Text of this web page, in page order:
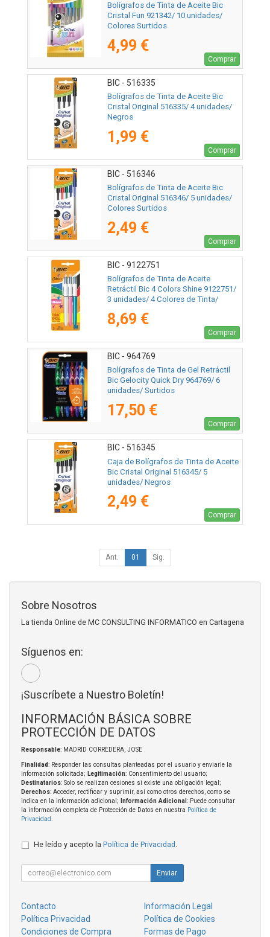
Bolígrafos de Tinta de Aceite Bic
Cristal Fun 921342/ 10 unidades/
Colores Surtidos
4,99 €
Comprar
BIC - 516335
Bolígrafos de Tinta de Aceite Bic
Cristal Original 516335/ 4 unidades/
Negros
1,99 €
Comprar
BIC - 516346
Bolígrafos de Tinta de Aceite Bic
Cristal Original 516346/ 5 unidades/
Colores Surtidos
2,49 €
Comprar
BIC - 9122751
Bolígrafos de Tinta de Aceite
Retráctil Bic 4 Colors Shine 9122751/
3 unidades/ 4 Colores de Tinta/
8,69 €
Comprar
BIC - 964769
Bolígrafos de Tinta de Gel Retráctil
Bic Gelocity Quick Dry 964769/ 6
unidades/ Surtidos
17,50 €
Comprar
BIC - 516345
Caja de Bolígrafos de Tinta de Aceite
Bic Cristal Original 516345/ 5
unidades/ Negros
2,49 €
Comprar
Ant. 01 Sig.
Sobre Nosotros
La tienda Online de MC CONSULTING INFORMATICO en Cartagena
Síguenos en:
¡Suscríbete a Nuestro Boletín!
INFORMACIÓN BÁSICA SOBRE
PROTECCIÓN DE DATOS
Responsable: MADRID CORREDERA, JOSE
Finalidad: Responder las consultas planteadas por el usuario y enviarle la
información solicitada; Legitimación: Consentimiento del usuario;
Destinatarios: Solo se realizan cesiones si existe una obligación legal;
Derechos: Acceder, rectificar y suprimir, así como otros derechos, como se
indica en la información adicional;
Información Adicional : Puede consultar
la información completa de Protección de Datos en nuestra Política de
Privacidad.
He leído y acepto la Política de Privacidad .
Enviar
Contacto
Información Legal
Política Privacidad
Política de Cookies
Condiciones de Compra
Formas de Pago